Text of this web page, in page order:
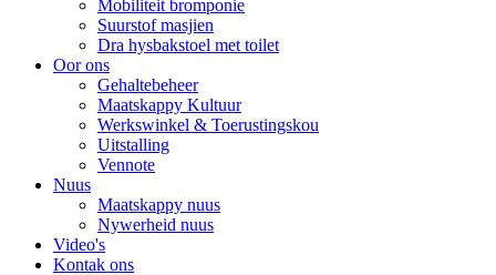
Mobiliteit bromponie
Suurstof masjien
Dra hysbakstoel met toilet
Oor ons
Gehaltebeheer
Maatskappy Kultuur
Werkswinkel & Toerustingskou
Uitstalling
Vennote
Nuus
Maatskappy nuus
Nywerheid nuus
Video's
Kontak ons